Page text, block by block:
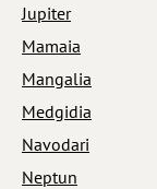
Jupiter
Mamaia
Mangalia
Medgidia
Navodari
Neptun